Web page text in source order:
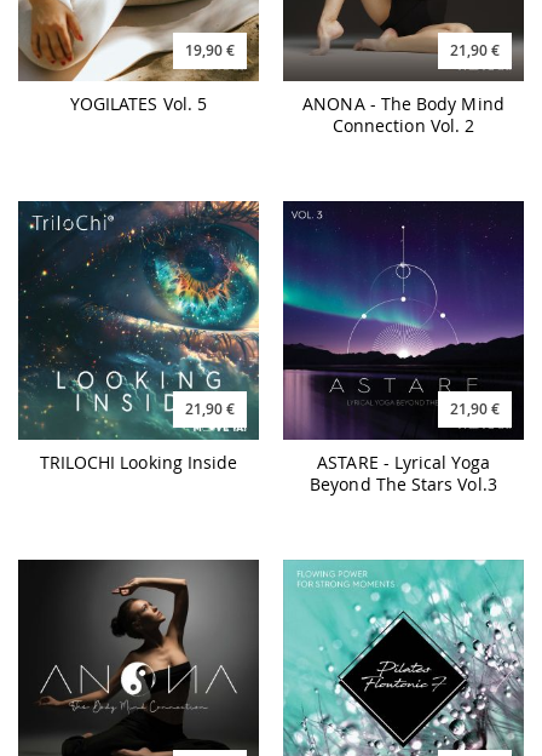
19,90 €
YOGILATES Vol. 5
21,90 €
ANONA - The Body Mind
Connection Vol. 2
21,90 €
TRILOCHI Looking Inside
21,90 €
ASTARE - Lyrical Yoga
Beyond The Stars Vol.3